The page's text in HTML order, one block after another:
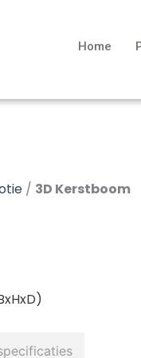
Home
/ 3D Kerstboom